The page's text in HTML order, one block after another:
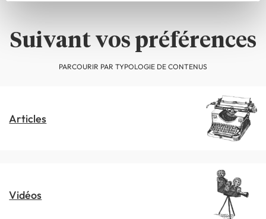
Suivant vos préférences
PARCOURIR PAR TYPOLOGIE DE CONTENUS
Articles
Vidéos